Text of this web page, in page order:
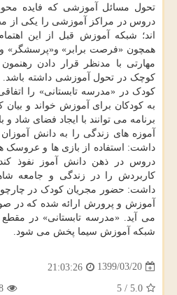
تحول مسائل آموزشی که فایده
دروس در مراکز آموزشی را یکی از
اند؛ شبکه آموزش قبل از این
همچون «فرصت برابر» و«پرسشگر» و
مهارتی با مدنظر قرار دادن
کوچک در تحول آموزشی داشته باشد.
کودک در «مدرسه تابستانی» را
به کودکان برای آموزش خواند و
برنامه می توانند با ایجاد فضای شاد
آموزه های زندگی را به دانش
داشت: استفاده از بازی ها و عروسک
دروس در ذهن دانش آموز نفوذ
کاربردش را در زندگی و جامعه
داشت: حضور مجریان کودک در
آموزش و پرورش ارائه شده که در
شبکه آموزش سیما پخش می شود.
1399/03/20
21:03:26
5.0
/
5